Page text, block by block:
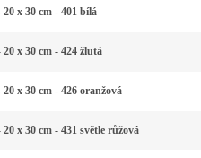
x 30 cm - 401 bílá
x 30 cm - 424 žlutá
x 30 cm - 426 oranžová
x 30 cm - 431 světle růžová